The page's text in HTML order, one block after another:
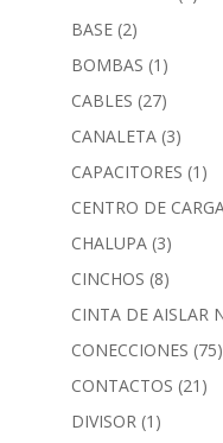
BASE (2)
BOMBAS (1)
CABLES (27)
CANALETA (3)
CAPACITORES (1)
CENTRO DE
CHALUPA (3)
CINCHOS (8)
CINTA DE AISLAR
CONECCIONES (75)
CONTACTOS (21)
DIVISOR (1)